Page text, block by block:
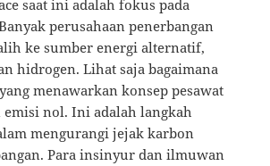
saat ini adalah fokus pada
perusahaan penerbangan
ke sumber energi alternatif,
hidrogen. Lihat saja bagaimana
menawarkan konsep pesawat
nol. Ini adalah langkah
mengurangi jejak karbon
Para insinyur dan ilmuwan